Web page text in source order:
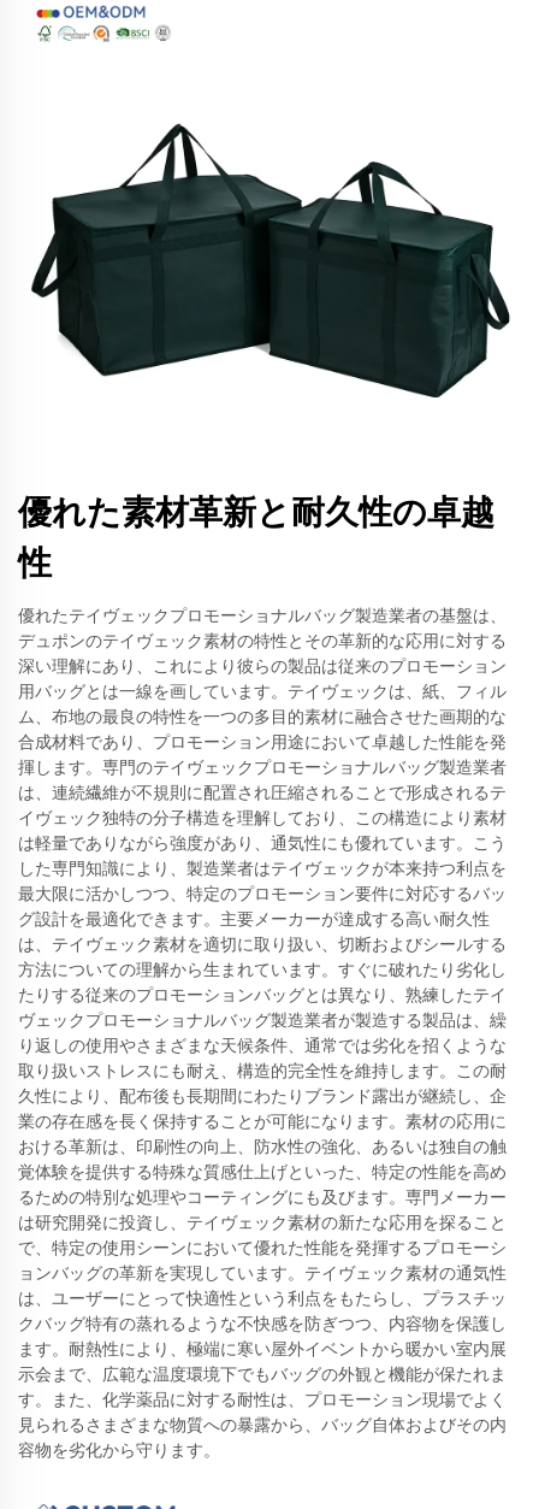
優れた素材革新と耐久性の卓越
性
優れたテイヴェックプロモーショナルバッグ製造業者の基盤は、
デュポンのテイヴェック素材の特性とその革新的な応用に対する
深い理解にあり、これにより彼らの製品は従来のプロモーション
用バッグとは一線を画しています。テイヴェックは、紙、フィル
ム、布地の最良の特性を一つの多目的素材に融合させた画期的な
合成材料であり、プロモーション用途において卓越した性能を発
揮します。専門のテイヴェックプロモーショナルバッグ製造業者
は、連続繊維が不規則に配置され圧縮されることで形成されるテ
イヴェック独特の分子構造を理解しており、この構造により素材
は軽量でありながら強度があり、通気性にも優れています。こう
した専門知識により、製造業者はテイヴェックが本来持つ利点を
最大限に活かしつつ、特定のプロモーション要件に対応するバッ
グ設計を最適化できます。主要メーカーが達成する高い耐久性
は、テイヴェック素材を適切に取り扱い、切断およびシールする
方法についての理解から生まれています。すぐに破れたり劣化し
たりする従来のプロモーションバッグとは異なり、熟練したテイ
ヴェックプロモーショナルバッグ製造業者が製造する製品は、繰
り返しの使用やさまざまな天候条件、通常では劣化を招くような
取り扱いストレスにも耐え、構造的完全性を維持します。この耐
久性により、配布後も長期間にわたりブランド露出が継続し、企
業の存在感を長く保持することが可能になります。素材の応用に
おける革新は、印刷性の向上、防水性の強化、あるいは独自の触
覚体験を提供する特殊な質感仕上げといった、特定の性能を高め
るための特別な処理やコーティングにも及びます。専門メーカー
は研究開発に投資し、テイヴェック素材の新たな応用を探ること
で、特定の使用シーンにおいて優れた性能を発揮するプロモーシ
ョンバッグの革新を実現しています。テイヴェック素材の通気性
は、ユーザーにとって快適性という利点をもたらし、プラスチッ
クバッグ特有の蒸れるような不快感を防ぎつつ、内容物を保護し
ます。耐熱性により、極端に寒い屋外イベントから暖かい室内展
示会まで、広範な温度環境下でもバッグの外観と機能が保たれま
す。また、化学薬品に対する耐性は、プロモーション現場でよく
見られるさまざまな物質への暴露から、バッグ自体およびその内
容物を劣化から守ります。